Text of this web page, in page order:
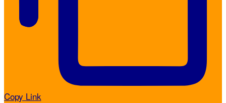
Copy Link